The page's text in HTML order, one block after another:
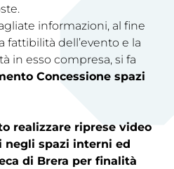
informazioni, al fine
fattibilità dell’evento e la
in esso compresa, si fa
Concessione spazi
realizzare riprese video
negli spazi interni ed
di Brera per finalità